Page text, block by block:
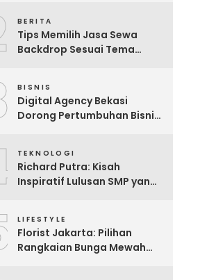
BERITA
Tips Memilih Jasa Sewa
Backdrop Sesuai Tema
BISNIS
Digital Agency Bekasi
Dorong Pertumbuhan Bisnis
TEKNOLOGI
Richard Putra: Kisah
Inspiratif Lulusan SMP yang
Bisnis Digital Berbasis AI
dan Menginspirasi Dunia
LIFESTYLE
Florist Jakarta: Pilihan
Rangkaian Bunga Mewah